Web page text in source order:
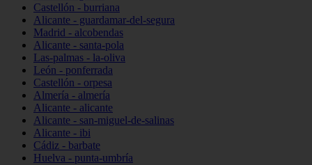
Castellón - burriana
Alicante - guardamar-del-segura
Madrid - alcobendas
Alicante - santa-pola
Las-palmas - la-oliva
León - ponferrada
Castellón - orpesa
Almería - almería
Alicante - alicante
Alicante - san-miguel-de-salinas
Alicante - ibi
Cádiz - barbate
Huelva - punta-umbría